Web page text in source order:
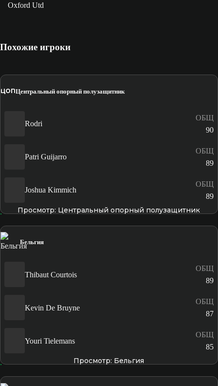
Oxford Utd
Похожие игроки
ЦОПЦентральный опорный полузащитник
Rodri
ОБЩ
90
Patri Guijarro
ОБЩ
89
Joshua Kimmich
ОБЩ
89
Просмотр: Центральный опорный полузащитник
Бельгия
Thibaut Courtois
ОБЩ
89
Kevin De Bruyne
ОБЩ
87
Youri Tielemans
ОБЩ
85
Просмотр: Бельгия